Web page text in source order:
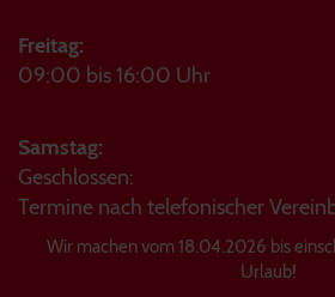
Freitag:
09:00 bis 16:00 Uhr
Samstag:
Geschlossen:
Termine nach telefonischer
Wir machen vom 18.04.2026 bis
Urlaub!